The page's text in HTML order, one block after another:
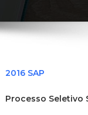
2016 SAP
Processo Seletivo